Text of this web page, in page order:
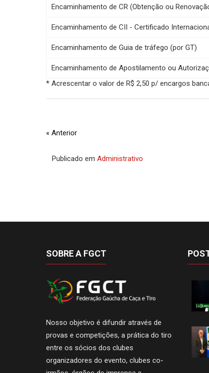
Encaminhamento de CR (Obtenção ou
Encaminhamento de CII - Certificado
Encaminhamento de Guia de tráfego (por GT)
Encaminhamento de Apostilamento ou
* Acrescentar o valor de R$ 2,50 p/ encargos
« Anterior
Publicado em Administrativo
SOBRE A FGCT
Nosso objetivo é difundir através de
provas e competições, a prática do tiro
entre os sócios dos clubes
organizadores do evento, clubes co-